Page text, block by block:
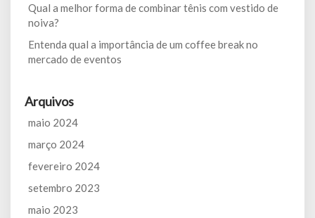
Qual a melhor forma de combinar tênis com vestido de
noiva?
Entenda qual a importância de um coffee break no
mercado de eventos
Arquivos
maio 2024
março 2024
fevereiro 2024
setembro 2023
maio 2023